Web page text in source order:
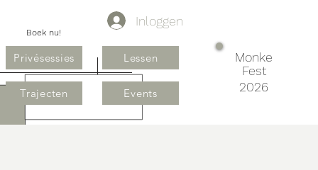
Boek nu!
Privésessies
Trajecten
Lessen
Events
Inloggen
Monke
Fest
2026